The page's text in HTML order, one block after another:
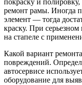
покраску и
ремонт рамы. Иногда
элемент — тогда
краску. При
на стапеле с
Какой вариант
повреждений.
автосервисе
оборудование для